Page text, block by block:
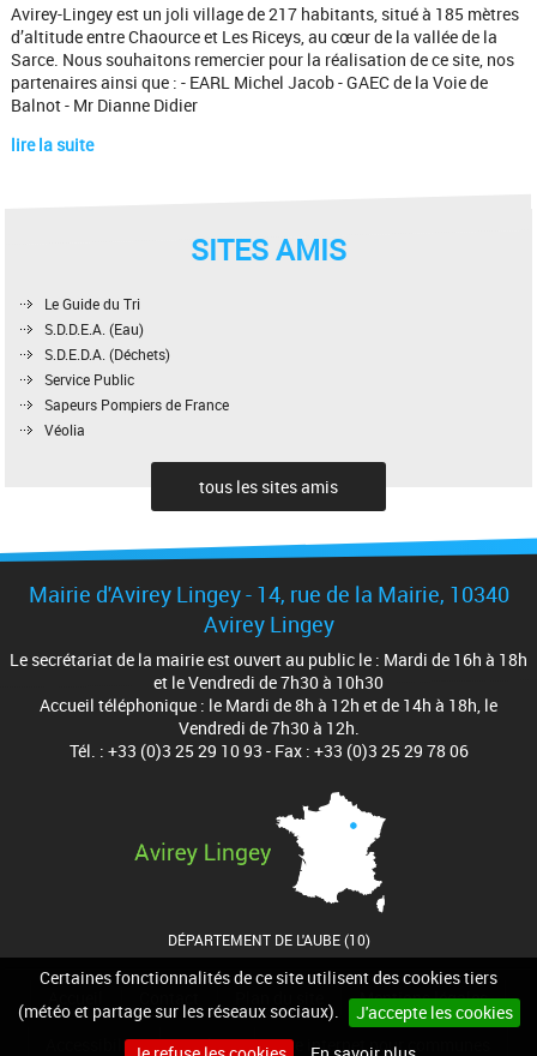
Certaines fonctionnalités de ce site utilisent des cookies tiers
(météo et partage sur les réseaux sociaux).
J'accepte les cookies
Avirey-Lingey est un joli village de 217 habitants, situé à 185 mètres
d’altitude entre Chaource et Les Riceys, au cœur de la vallée de la
Sarce. Nous souhaitons remercier pour la réalisation de ce site, nos
partenaires ainsi que : - EARL Michel Jacob - GAEC de la Voie de
Balnot - Mr Dianne Didier
lire la suite
SITES AMIS
Le Guide du Tri
S.D.D.E.A. (Eau)
S.D.E.D.A. (Déchets)
Service Public
Sapeurs Pompiers de France
Véolia
tous les sites amis
Mairie d'Avirey Lingey - 14, rue de la Mairie, 10340
Avirey Lingey
Le secrétariat de la mairie est ouvert au public le : Mardi de 16h à 18h
et le Vendredi de 7h30 à 10h30
Accueil téléphonique : le Mardi de 8h à 12h et de 14h à 18h, le
Vendredi de 7h30 à 12h.
Tél. : +33 (0)3 25 29 10 93 - Fax : +33 (0)3 25 29 78 06
DÉPARTEMENT DE L'AUBE (10)
Mentions légales
Accessibilité Cookies Site internet pour communes